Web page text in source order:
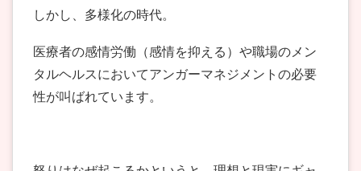
しかし、多様化の時代。
医療者の感情労働（感情を抑える）や職場のメン
タルヘルスにおいてアンガーマネジメントの必要
性が叫ばれています。